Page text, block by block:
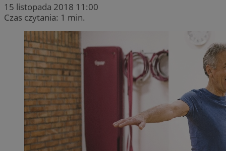
15 listopada 2018 11:00
Czas czytania: 1 min.